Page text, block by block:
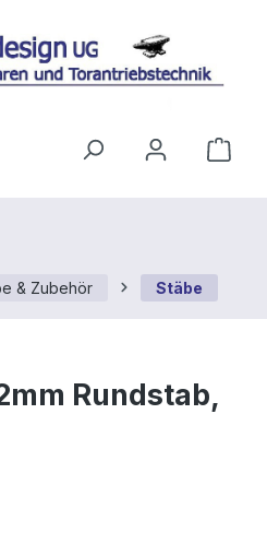
& Zubehör Stäbe
Rundstab,